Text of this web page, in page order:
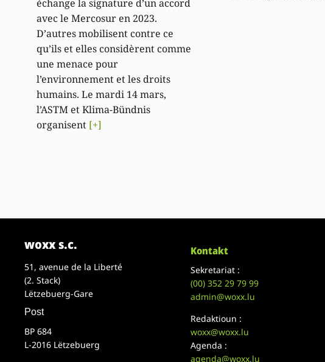
échange la signature d’un accord
avec le Mercosur en 2023.
D’autres mobilisent contre ce
qu’ils et elles considèrent comme
une menace pour
l’environnement et les droits
humains. Le mardi 14 mars,
l’ASTM et Klima-Bündnis
organisent [+]
woxx s.c.
51, avenue de la Liberté
(2. Stack)
Lëtzebuerg-Gare
Post
BP 684
L-2016 Lëtzebuerg
Kontakt
Sekretariat :
(00)352 29 79 99
admin@woxx.lu
Redaktioun :
woxx@woxx.lu
Agenda :
agenda@woxx.lu